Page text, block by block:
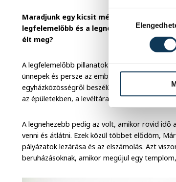
Hozzájárulás
Maradjunk egy kicsit még az elmúlt három
legfelemelőbb és a legnehezebb
élt meg?
A legfelemelőbb pillanatok az egyházmegye
ünnepek és persze az emberek megismerése.
egyházközösségről beszélünk
az épületekben, a levéltárakban, de ugyanígy
A legnehezebb pedig az volt, amikor rövid
venni és átlátni. Ezek közül többet elődöm,
pályázatok lezárása és az elszámolás. Azt
beruházásoknak, amikor megújul egy